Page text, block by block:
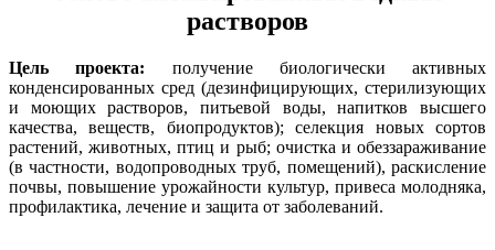
растворов
Цель проекта: получение биологически активных
конденсированных сред (дезинфицирующих, стерилизующих
и моющих растворов, питьевой воды, напитков высшего
качества, веществ, биопродуктов); селекция новых сортов
растений, животных, птиц и рыб; очистка и обеззараживание
(в частности, водопроводных труб, помещений), раскисление
почвы, повышение урожайности культур, привеса молодняка,
профилактика, лечение и защита от заболеваний.